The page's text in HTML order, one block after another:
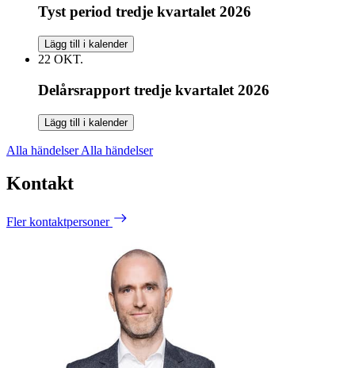
Tyst period tredje kvartalet 2026
Lägg till i kalender
22 OKT.
Delårsrapport tredje kvartalet 2026
Lägg till i kalender
Alla händelserAlla händelser
Kontakt
Fler kontaktpersoner